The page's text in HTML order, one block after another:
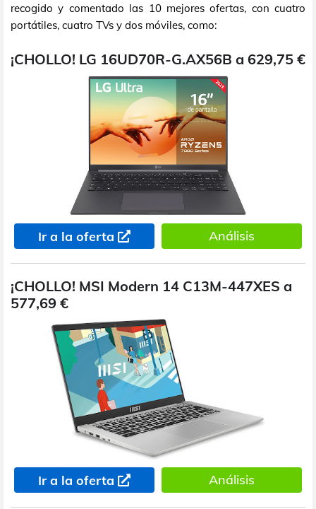
recogido y comentado las 10 mejores ofertas, con cuatro
portátiles, cuatro TVs y dos móviles, como:
¡CHOLLO! LG 16UD70R-G.AX56B a 629,75 €
Ir a la oferta Análisis
¡CHOLLO! MSI Modern 14 C13M-447XES a
577,69 €
Ir a la oferta Análisis